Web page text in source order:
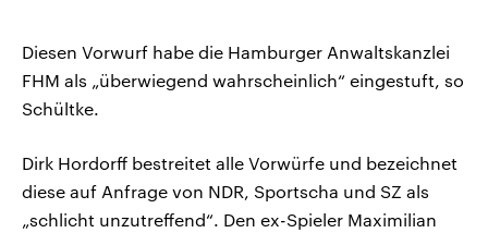
Diesen Vorwurf habe die Hamburger Anwaltskanzlei
FHM als „überwiegend wahrscheinlich“ eingestuft, so
Schültke.
Dirk Hordorff bestreitet alle Vorwürfe und bezeichnet
diese auf Anfrage von NDR, Sportscha und SZ als
„schlicht unzutreffend“. Den ex-Spieler Maximilian